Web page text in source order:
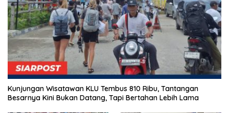
Kunjungan Wisatawan KLU Tembus 810 Ribu, Tantangan
Besarnya Kini Bukan Datang, Tapi Bertahan Lebih Lama